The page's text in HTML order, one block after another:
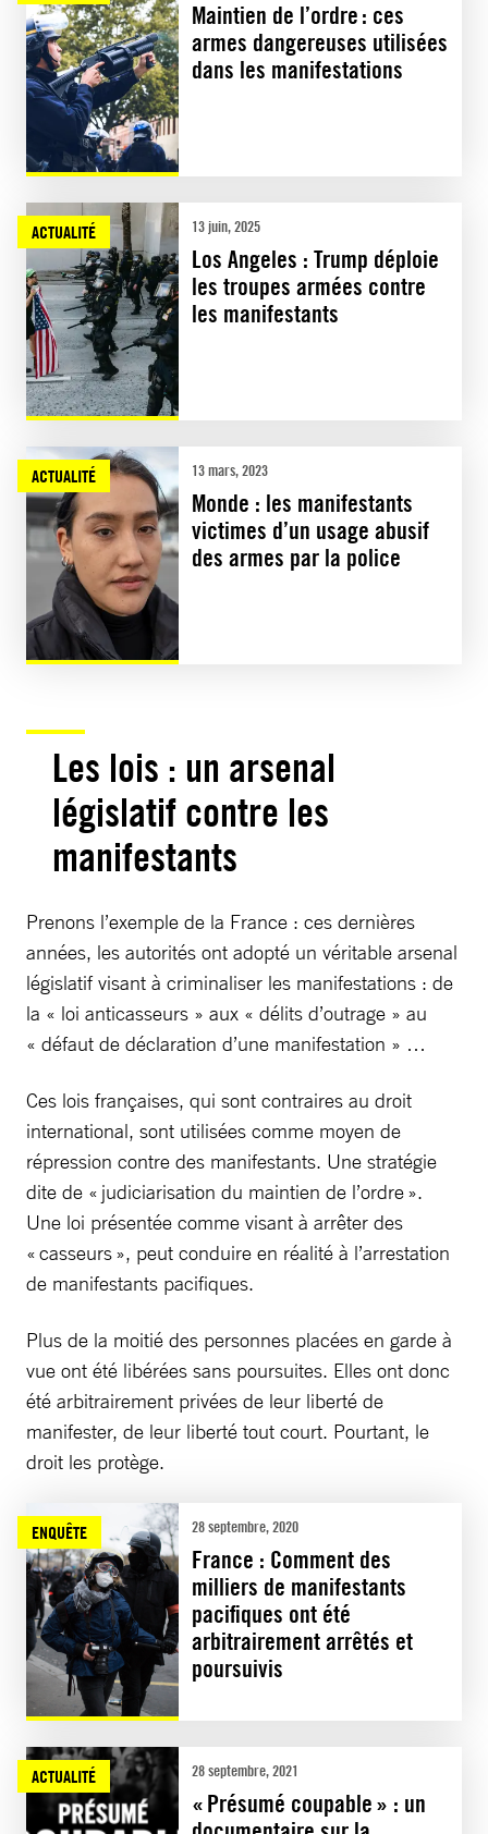
Maintien de l’ordre : ces
armes dangereuses utilisées
dans les manifestations
ACTUALITÉ 13 juin, 2025
Los Angeles : Trump déploie
les troupes armées contre
les manifestants
ACTUALITÉ 13 mars, 2023
Monde : les manifestants
victimes d’un usage abusif
des armes par la police
Les lois : un arsenal
législatif contre les
manifestants
Prenons l’exemple de la France : ces dernières
années, les autorités ont adopté un véritable arsenal
législatif visant à criminaliser les manifestations : de
la « loi anticasseurs » aux « délits d’outrage » au
« défaut de déclaration d’une manifestation » …
Ces lois françaises, qui sont contraires au droit
international, sont utilisées comme moyen de
répression contre des manifestants. Une stratégie
dite de « judiciarisation du maintien de l’ordre ».
Une loi présentée comme visant à arrêter des
« casseurs », peut conduire en réalité à l’arrestation
de manifestants pacifiques.
Plus de la moitié des personnes placées en garde à
vue ont été libérées sans poursuites. Elles ont donc
été arbitrairement privées de leur liberté de
manifester, de leur liberté tout court. Pourtant, le
droit les protège.
ENQUÊTE 28 septembre, 2020
France : Comment des
milliers de manifestants
pacifiques ont été
arbitrairement arrêtés et
poursuivis
ACTUALITÉ 28 septembre, 2021
« Présumé coupable » : un